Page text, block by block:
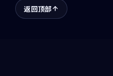
返回顶部